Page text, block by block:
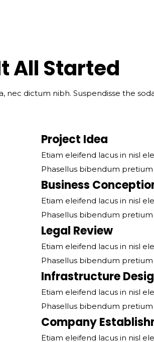
All Started
nec dictum nibh. Suspendisse the
Project Idea
Etiam eleifend lacus in nisl
Phasellus bibendum pretium
Business
Etiam eleifend lacus in nisl
Phasellus bibendum pretium
Legal Review
Etiam eleifend lacus in nisl
Phasellus bibendum pretium
Infrastructure
Etiam eleifend lacus in nisl
Phasellus bibendum pretium
Company
Etiam eleifend lacus in nisl